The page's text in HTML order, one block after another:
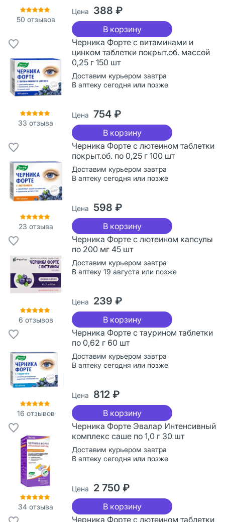
50 отзывов
Цена 388 ₽
В корзину
33 отзыва
Черника Форте с витаминами и
цинком таблетки покрыт.об. массой
0,25 г 150 шт
Доставим курьером завтра
В аптеку сегодня или позже
Цена 754 ₽
В корзину
23 отзыва
Черника Форте с лютеином таблетки
покрыт.об. по 0,25 г 100 шт
Доставим курьером завтра
В аптеку сегодня или позже
Цена 598 ₽
В корзину
6 отзывов
Черника Форте с лютеином капсулы
по 200 мг 45 шт
Доставим курьером завтра
В аптеку 19 августа или позже
Цена 239 ₽
В корзину
16 отзывов
Черника Форте с таурином таблетки
по 0,62 г 60 шт
Доставим курьером завтра
В аптеку сегодня или позже
Цена 812 ₽
В корзину
34 отзыва
Черника Форте Эвалар Интенсивный
комплекс саше по 1,0 г 30 шт
Доставим курьером завтра
В аптеку сегодня или позже
Цена 2 750 ₽
В корзину
Черника Форте с лютеином таблетки